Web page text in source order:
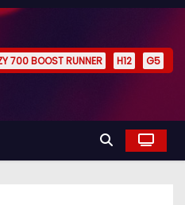
700 BOOST RUNNER H12 G5